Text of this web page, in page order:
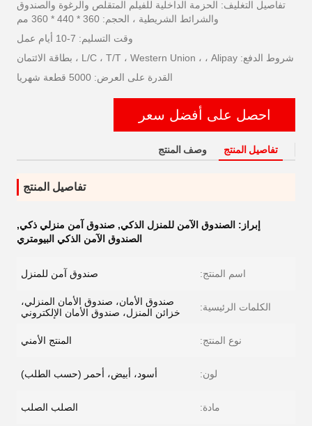
تفاصيل التغليف: الحزمة الداخلية للفيلم المتقلص والرغوة والصندوق
والشرائط الشريطية ، الحجم: 360 * 440 * 360 مم
وقت التسليم: 7-10 أيام عمل
شروط الدفع: L/C ، T/T ، Western Union ، ، Alipay ، بطاقة الائتمان
القدرة على العرض: 5000 قطعة شهريا
احصل على أفضل سعر
تفاصيل المنتج وصف المنتج
تفاصيل المنتج
إبراز: الصندوق الآمن للمنزل الذكي, صندوق آمن منزلي ذكي,
الصندوق الآمن الذكي البيومتري
اسم المنتج: صندوق آمن للمنزل
الكلمات الرئيسية:
صندوق الأمان، صندوق الأمان المنزلي،
خزائن المنزل، صندوق الأمان الإلكتروني
نوع المنتج: المنتج الأمني
لون: أسود، أبيض، أحمر (حسب الطلب)
مادة: الصلب الصلب